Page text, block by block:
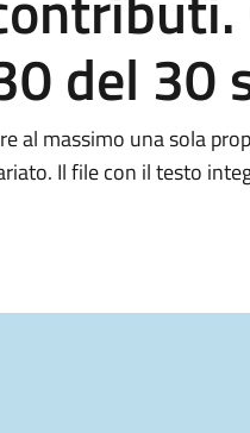
del 30
al massimo una sola
Il file con il testo